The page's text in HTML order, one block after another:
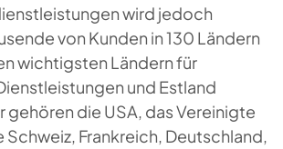
wird jedoch
von Kunden in 130 Ländern
wichtigsten Ländern für
und Estland
gehören die USA, das Vereinigte
Frankreich, Deutschland,